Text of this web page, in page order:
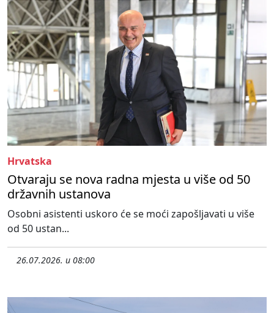
Hrvatska
Otvaraju se nova radna mjesta u više od 50
državnih ustanova
Osobni asistenti uskoro će se moći zapošljavati u više
od 50 ustan...
26.07.2026. u 08:00